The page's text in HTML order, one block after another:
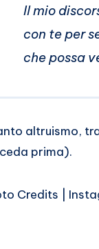
Il mio
con te per
che possa
altruismo,
prima).
Credits |